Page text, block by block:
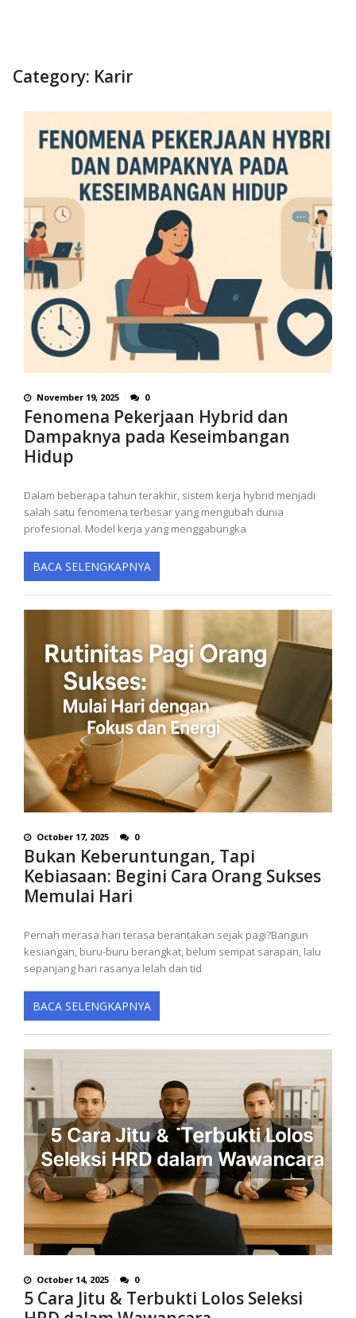
Category: Karir
November 19, 2025 0
Fenomena Pekerjaan Hybrid dan
Dampaknya pada Keseimbangan
Hidup
Dalam beberapa tahun terakhir, sistem kerja hybrid menjadi
salah satu fenomena terbesar yang mengubah dunia
profesional. Model kerja yang menggabungka
BACA SELENGKAPNYA
October 17, 2025 0
Bukan Keberuntungan, Tapi
Kebiasaan: Begini Cara Orang Sukses
Memulai Hari
Pernah merasa hari terasa berantakan sejak pagi?Bangun
kesiangan, buru-buru berangkat, belum sempat sarapan, lalu
sepanjang hari rasanya lelah dan tid
BACA SELENGKAPNYA
October 14, 2025 0
5 Cara Jitu & Terbukti Lolos Seleksi